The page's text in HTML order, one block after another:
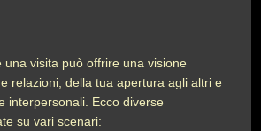
una visita può offrire una visione
relazioni, della tua apertura agli altri e
interpersonali. Ecco diverse
su vari scenari: